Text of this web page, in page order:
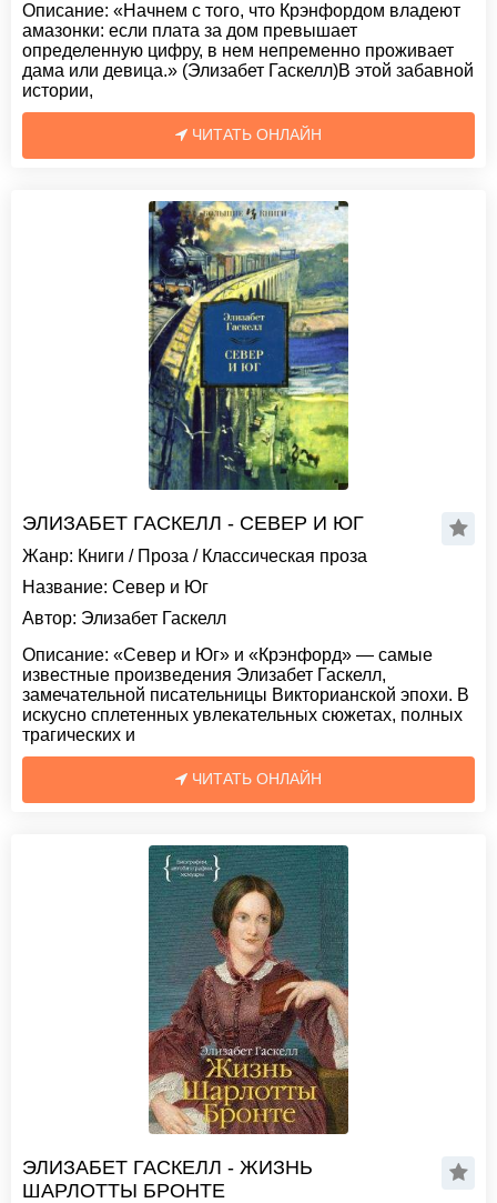
Описание: «Начнем с того, что Крэнфордом владеют
амазонки: если плата за дом превышает
определенную цифру, в нем непременно проживает
дама или девица.» (Элизабет Гаскелл)В этой забавной
истории,
ЧИТАТЬ ОНЛАЙН
ЭЛИЗАБЕТ ГАСКЕЛЛ - СЕВЕР И ЮГ
Жанр: Книги / Проза / Классическая проза
Название: Север и Юг
Автор: Элизабет Гаскелл
Описание: «Север и Юг» и «Крэнфорд» — самые
известные произведения Элизабет Гаскелл,
замечательной писательницы Викторианской эпохи. В
искусно сплетенных увлекательных сюжетах, полных
трагических и
ЧИТАТЬ ОНЛАЙН
ЭЛИЗАБЕТ ГАСКЕЛЛ - ЖИЗНЬ
ШАРЛОТТЫ БРОНТЕ